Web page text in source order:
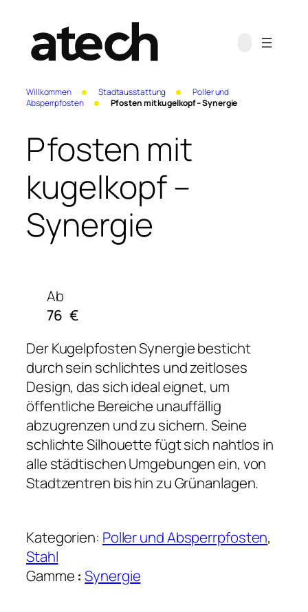
Willkommen Stadtausstattung
Poller und
Absperrpfosten
Pfosten mit kugelkopf – Synergie
Pfosten mit
kugelkopf –
Synergie
Ab
76 €
Der Kugelpfosten Synergie besticht
durch sein schlichtes und zeitloses
Design, das sich ideal eignet, um
öffentliche Bereiche unauffällig
abzugrenzen und zu sichern. Seine
schlichte Silhouette fügt sich nahtlos in
alle städtischen Umgebungen ein, von
Stadtzentren bis hin zu Grünanlagen.
Kategorien: Poller und Absperrpfosten
Stahl
Gamme : Synergie